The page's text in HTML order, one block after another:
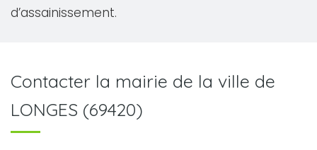
d’assainissement.
Contacter la mairie de la ville de
LONGES (69420)